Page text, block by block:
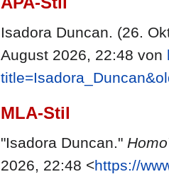
Isadora Duncan. (26.
August 2026, 22:48 von
MLA-Stil
"Isadora Duncan."
2026, 22:48 <https://